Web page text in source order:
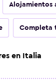
adicional)
Alojamientos
Completa
en Italia